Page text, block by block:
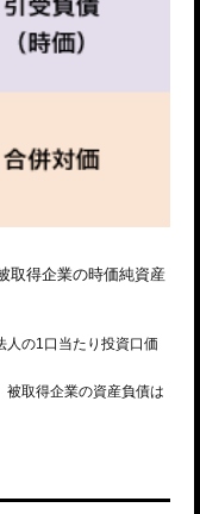
取得企業の時価純資産
人の1口当たり投資口価
被取得企業の資産負債は